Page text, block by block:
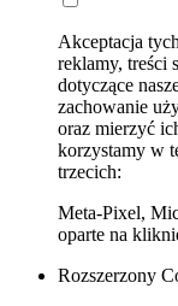
Akceptacja
reklamy, treści
dotyczące
zachowanie
oraz mierzyć
korzystamy w
trzecich:
Meta-Pixel,
oparte na
Rozszerzony